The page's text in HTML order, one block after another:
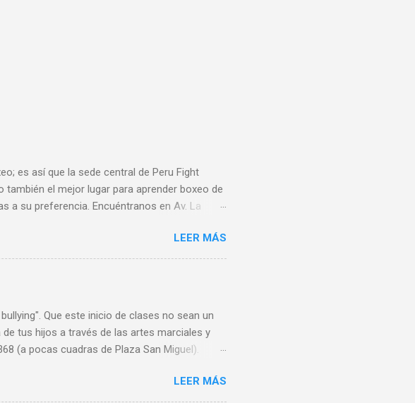
es así que la sede central de Peru Fight
también el mejor lugar para aprender boxeo de
a su preferencia. Encuéntranos en Av. La
pm, Sábados de 9 am a 8 pm y Domingos de
www.PeruFightAcademy.com
LEER MÁS
Que este inicio de clases no sean un
tus hijos a través de las artes marciales y
(a pocas cuadras de Plaza San Miguel).
📱 Más informes 📌 🥊 SEDE CENTRAL 🔥
LEER MÁS